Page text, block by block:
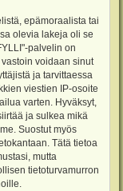
epämoraalista tai
olevia lakeja oli se
palvelin on
voidaan sinut
ja tarvittaessa
viestien IP-osoite
varten. Hyväksyt,
ja sulkea mikä
Suostut myös
Tätä tietoa
mutta
tietoturvamurron